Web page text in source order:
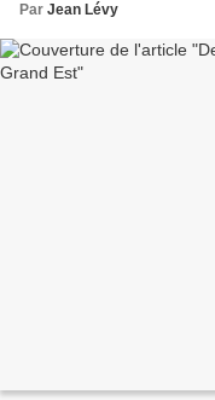
Par Jean Lévy